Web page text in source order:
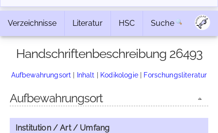
Verzeichnisse Literatur HSC Suche
Handschriftenbeschreibung 26493
Aufbewahrungsort | Inhalt | Kodikologie| Forschungsliteratur
Aufbewahrungsort
Institution / Art / Umfang